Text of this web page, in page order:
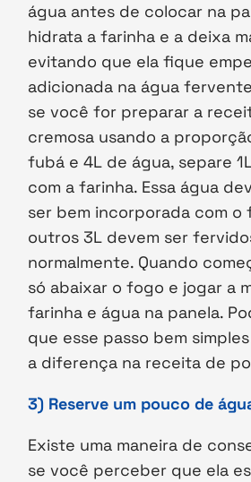
água antes de colocar na
hidrata a farinha e a deixa
evitando que ela fique
adicionada na água
se você for preparar a
cremosa usando a
fubá e 4L de água, separe
com a farinha. Essa água
ser bem incorporada com o
outros 3L devem ser
normalmente. Quando
só abaixar o fogo e jogar a
farinha e água na panela.
que esse passo bem
a diferença na receita de
3) Reserve um pouco de
Existe uma maneira de
se você perceber que ela